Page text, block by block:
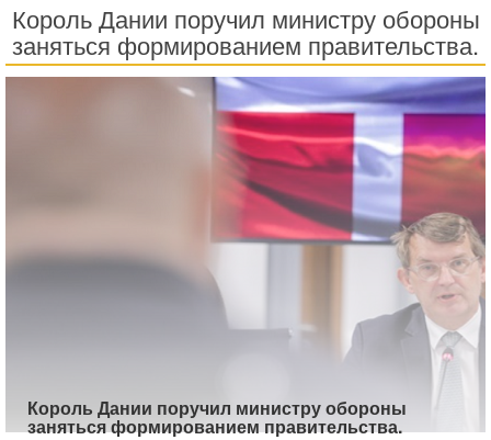
Король Дании поручил министру обороны
заняться формированием правительства.
Король Дании поручил министру обороны
заняться формированием правительства.